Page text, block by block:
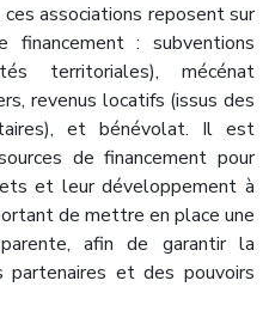
associations reposent sur
: subventions
territoriales), mécénat
revenus locatifs (issus des
et bénévolat. Il est
de financement pour
et leur développement à
de mettre en place une
afin de garantir la
partenaires et des pouvoirs